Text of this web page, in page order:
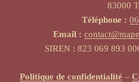
83000
Téléphone :
Email :
SIREN : 823 069 893
Politique de confidentialité –